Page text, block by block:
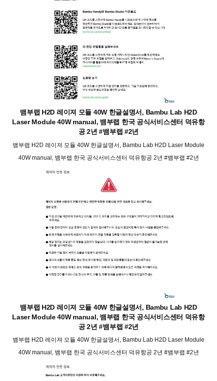
뱀부랩 H2D 레이져 모듈 40W 한글설명서, Bambu Lab H2D
Laser Module 40W manual, 뱀부랩 한국 공식서비스센터 덕유항
공 2년 #뱀부랩 #2년
뱀부랩 H2D 레이져 모듈 40W 한글설명서, Bambu Lab H2D Laser Module
40W manual, 뱀부랩 한국 공식서비스센터 덕유항공 2년 #뱀부랩 #2년
뱀부랩 H2D 레이져 모듈 40W 한글설명서, Bambu Lab H2D
Laser Module 40W manual, 뱀부랩 한국 공식서비스센터 덕유항
공 2년 #뱀부랩 #2년
뱀부랩 H2D 레이져 모듈 40W 한글설명서, Bambu Lab H2D Laser Module
40W manual, 뱀부랩 한국 공식서비스센터 덕유항공 2년 #뱀부랩 #2년